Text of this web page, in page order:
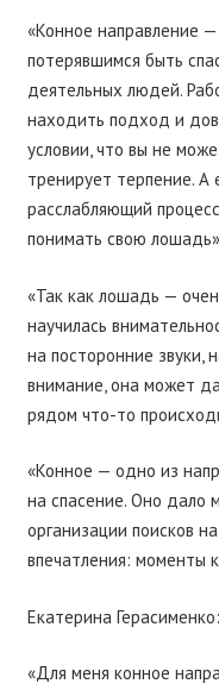
«Конное направление
потерявшимся быть
деятельных людей.
находить подход и
условии, что вы не
тренирует терпение.
расслабляющий
понимать свою
«Так как лошадь —
научилась
на посторонние звуки,
внимание, она может
рядом что-то
«Конное — одно из
на спасение. Оно дало
организации поисков
впечатления: моменты
Екатерина Герасименко:
«Для меня конное